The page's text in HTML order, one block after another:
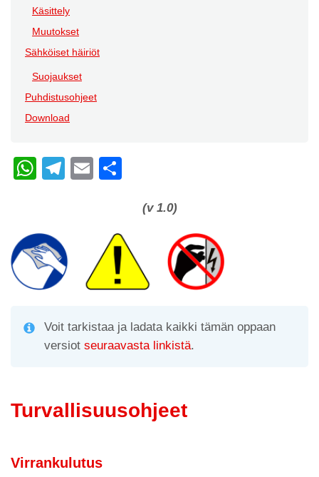
Käsittely
Muutokset
Sähköiset häiriöt
Suojaukset
Puhdistusohjeet
Download
W
s
A
p
T
a
m
E
di
vi
di
(v 1.0)
Voit tarkistaa ja ladata kaikki tämän oppaan
versiot seuraavasta linkistä.
Turvallisuusohjeet
Virrankulutus